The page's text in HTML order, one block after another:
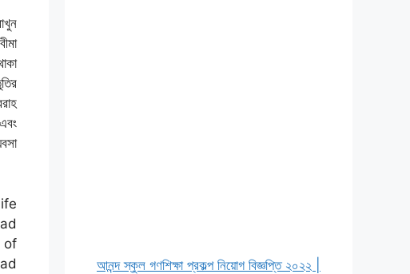
of
আনন্দ স্কুল গণশিক্ষা প্রকল্প নিয়োগ বিজ্ঞপ্তি ২০২২ |